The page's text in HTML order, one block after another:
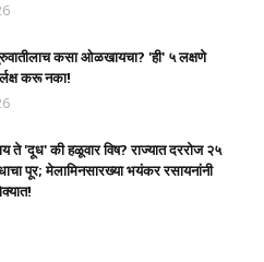
कसा ओळखायचा? 'ही' ५ लक्षणे
करू नका!
ते 'दूध' की हळूवार विष? राज्यात दररोज २५
पूर; मेलामिनसारख्या भयंकर रसायनांनी